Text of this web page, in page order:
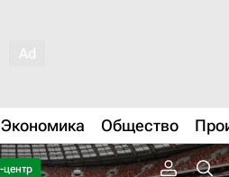
Экономика Общество